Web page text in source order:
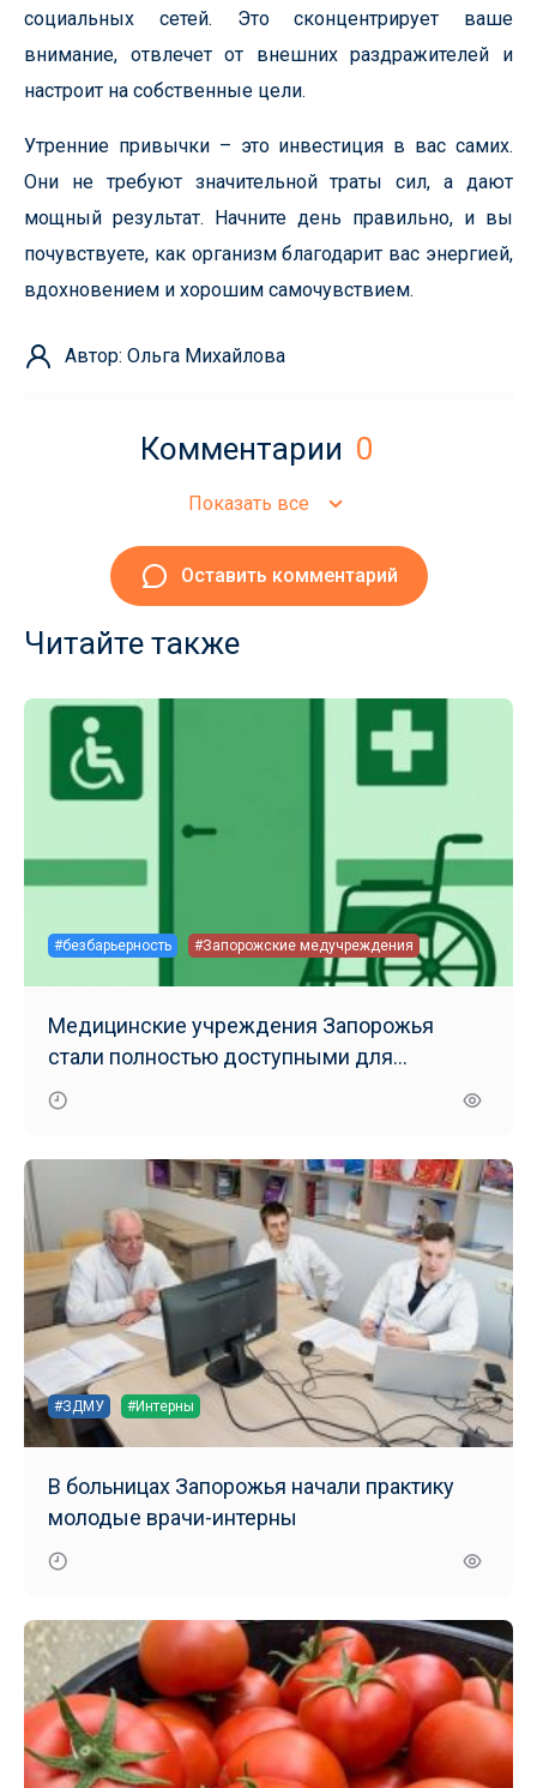
социальных сетей. Это сконцентрирует ваше
внимание, отвлечет от внешних раздражителей и
настроит на собственные цели.
Утренние привычки – это инвестиция в вас самих.
Они не требуют значительной траты сил, а дают
мощный результат. Начните день правильно, и вы
почувствуете, как организм благодарит вас энергией,
вдохновением и хорошим самочувствием.
Автор: Ольга Михайлова
Комментарии 0
Показать все
Оставить комментарий
Читайте также
#безбарьерность #Запорожские медучреждения
Медицинские учреждения Запорожья
стали полностью доступными для
маломобильных групп населения
#ЗДМУ #Интерны
В больницах Запорожья начали практику
молодые врачи-интерны